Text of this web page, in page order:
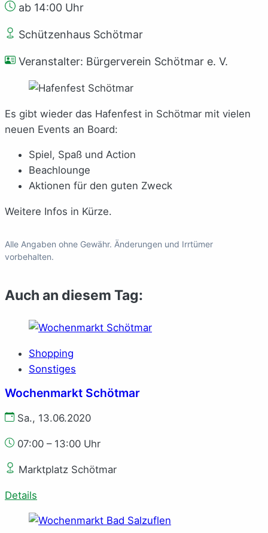
ab 14:00 Uhr
Schützenhaus Schötmar
Veranstalter: Bürgerverein Schötmar e. V.
Es gibt wieder das Hafenfest in Schötmar mit vielen
neuen Events an Board:
Spiel, Spaß und Action
Beachlounge
Aktionen für den guten Zweck
Weitere Infos in Kürze.
Alle Angaben ohne Gewähr. Änderungen und Irrtümer
vorbehalten.
Auch an diesem Tag:
Shopping
Sonstiges
Wochenmarkt Schötmar
Sa., 13.06.2020
07:00 – 13:00 Uhr
Marktplatz Schötmar
Details